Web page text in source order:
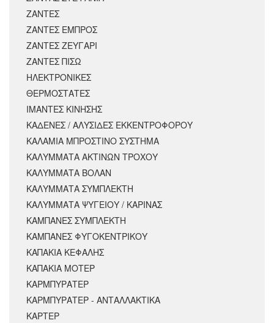
ΖΑΝΤΕΣ
ΖΑΝΤΕΣ ΕΜΠΡΟΣ
ΖΑΝΤΕΣ ΖΕΥΓΑΡΙ
ΖΑΝΤΕΣ ΠΙΣΩ
ΗΛΕΚΤΡΟΝΙΚΕΣ
ΘΕΡΜΟΣΤΑΤΕΣ
ΙΜΑΝΤΕΣ ΚΙΝΗΣΗΣ
ΚΑΔΕΝΕΣ / ΑΛΥΣΙΔΕΣ ΕΚΚΕΝΤΡΟΦΟΡΟΥ
ΚΑΛΑΜΙΑ ΜΠΡΟΣΤΙΝΟ ΣΥΣΤΗΜΑ
ΚΑΛΥΜΜΑΤΑ ΑΚΤΙΝΩΝ ΤΡΟΧΟΥ
ΚΑΛΥΜΜΑΤΑ ΒΟΛΑΝ
ΚΑΛΥΜΜΑΤΑ ΣΥΜΠΛΕΚΤΗ
ΚΑΛΥΜΜΑΤΑ ΨΥΓΕΙΟΥ / ΚΑΡΙΝΑΣ
ΚΑΜΠΑΝΕΣ ΣΥΜΠΛΕΚΤΗ
ΚΑΜΠΑΝΕΣ ΦΥΓΟΚΕΝΤΡΙΚΟΥ
ΚΑΠΑΚΙΑ ΚΕΦΑΛΗΣ
ΚΑΠΑΚΙΑ ΜΟΤΕΡ
ΚΑΡΜΠΥΡΑΤΕΡ
ΚΑΡΜΠΥΡΑΤΕΡ - ΑΝΤΑΛΛΑΚΤΙΚΑ
ΚΑΡΤΕΡ